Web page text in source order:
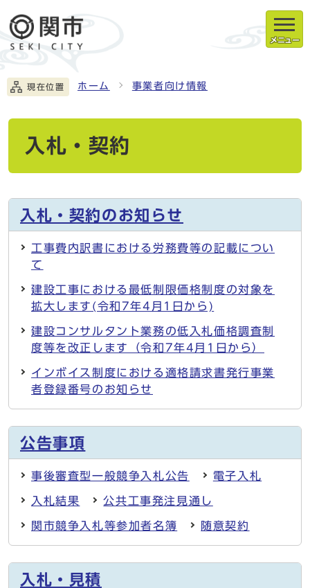
メニュー
現在位置 ホーム 事業者向け情報
入札・契約
入札・契約のお知らせ
工事費内訳書における労務費等の記載につい
て
建設工事における最低制限価格制度の対象を
拡大します(令和7年4月1日から)
建設コンサルタント業務の低入札価格調査制
度等を改正します（令和7年4月1日から）
インボイス制度における適格請求書発行事業
者登録番号のお知らせ
公告事項
事後審査型一般競争入札公告 電子入札
入札結果 公共工事発注見通し
関市競争入札等参加者名簿 随意契約
入札・見積